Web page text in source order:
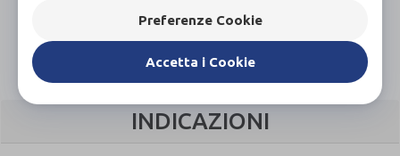
Tessuto compressivo realizzato con 3D Motion
INDICAZIONI
Preferenze Cookie
Accetta i Cookie